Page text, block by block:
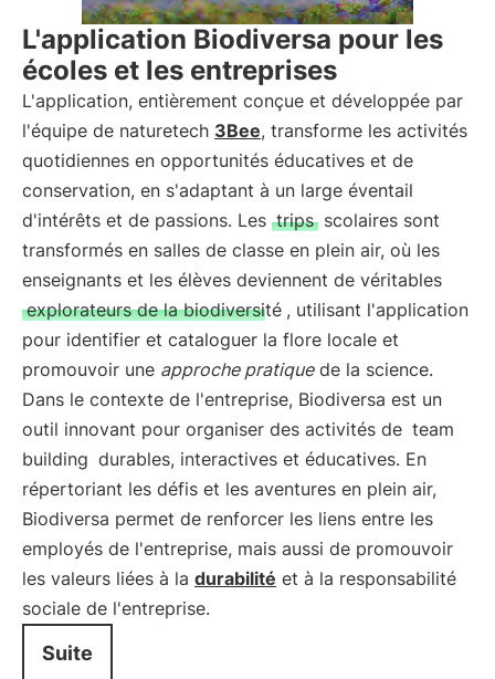
L'application Biodiversa pour les
écoles et les entreprises
L'application, entièrement conçue et développée par
l'équipe de naturetech 3Bee, transforme les activités
quotidiennes en opportunités éducatives et de
conservation, en s'adaptant à un large éventail
d'intérêts et de passions. Les trips scolaires sont
transformés en salles de classe en plein air, où les
enseignants et les élèves deviennent de véritables
explorateurs de la biodiversité , utilisant l'application
pour identifier et cataloguer la flore locale et
promouvoir une approche pratiquede la science.
Dans le contexte de l'entreprise, Biodiversa est un
outil innovant pour organiser des activités de team
building durables, interactives et éducatives. En
répertoriant les défis et les aventures en plein air,
Biodiversa permet de renforcer les liens entre les
employés de l'entreprise, mais aussi de promouvoir
les valeurs liées à la durabilité et à la responsabilité
sociale de l'entreprise.
Suite